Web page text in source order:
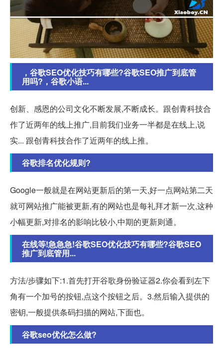
，谷歌SEO优化技巧有哪些?谷歌SEO推广到底管
用吗?，谷歌小语...
创新、感恩的公司文化不断发展,不断成长。跟创青科技合
作了近两年的线上推广,目前我们业务一半都是在线上,说
实... 跟创青科技合作了近两年的线上推。
谷歌排名优化规则?
Google一般就是在网站更新后的第一天,好一点网站第二天
就可网站推广能被更新,有的网站也是每礼拜才新一次,这种
小幅更新,对排名的影响比较小,中期的更新则通。
在线等!急急急!谷歌SEO优化技巧有哪些?谷歌SEO
推广到底管用...
方法/步骤如下:1.首先打开谷歌身份验证器2.你会看到左下
角有一个加号的按钮,点这个按钮之后。3.然后输入提供的
密钥,一般提供条码扫描的网站,下面也。
谷歌seo优化怎么做?